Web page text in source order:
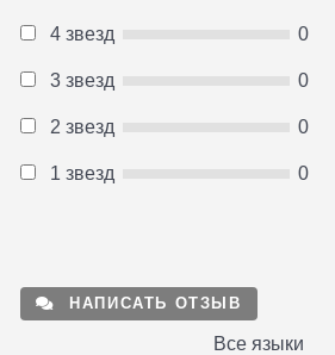
4 звезд 0
3 звезд 0
2 звезд 0
1 звезд 0
НАПИСАТЬ ОТЗЫВ
Все языки